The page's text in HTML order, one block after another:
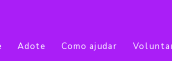
Adote Como ajudar